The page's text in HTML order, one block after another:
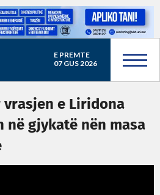
E PREMTE
07 GUS 2026
vrasjen e Liridona
në gjykatë nën masa